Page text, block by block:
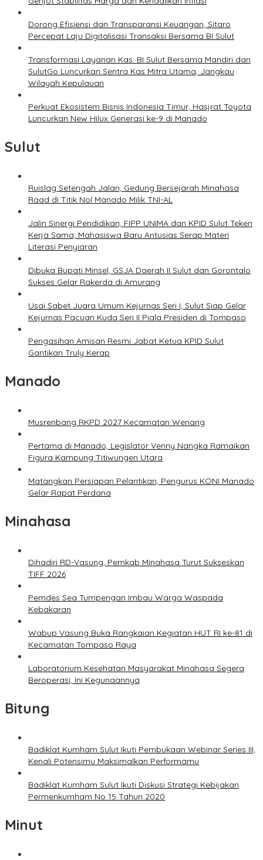
Dorong Efisiensi dan Transparansi Keuangan, Sitaro
Percepat Laju Digitalisasi Transaksi Bersama BI Sulut
Transformasi Layanan Kas: BI Sulut Bersama Mandiri dan
SulutGo Luncurkan Sentra Kas Mitra Utama, Jangkau
Wilayah Kepulauan
Perkuat Ekosistem Bisnis Indonesia Timur, Hasjrat Toyota
Luncurkan New Hilux Generasi ke-9 di Manado
Sulut
Ruislag Setengah Jalan, Gedung Bersejarah Minahasa
Raad di Titik Nol Manado Milik TNI-AL
Jalin Sinergi Pendidikan, FIPP UNIMA dan KPID Sulut Teken
Kerja Sama; Mahasiswa Baru Antusias Serap Materi
Literasi Penyiaran
Dibuka Bupati Minsel, GSJA Daerah II Sulut dan Gorontalo
Sukses Gelar Rakerda di Amurang
Usai Sabet Juara Umum Kejurnas Seri I, Sulut Siap Gelar
Kejurnas Pacuan Kuda Seri II Piala Presiden di Tompaso
Pengasihan Amisan Resmi Jabat Ketua KPID Sulut
Gantikan Truly Kerap
Manado
Musrenbang RKPD 2027 Kecamatan Wenang
Pertama di Manado, Legislator Venny Nangka Ramaikan
Figura Kampung Titiwungen Utara
Matangkan Persiapan Pelantikan, Pengurus KONI Manado
Gelar Rapat Perdana
Minahasa
Dihadiri RD-Vasung, Pemkab Minahasa Turut Sukseskan
TIFF 2026
Pemdes Sea Tumpengan Imbau Warga Waspada
Kebakaran
Wabup Vasung Buka Rangkaian Kegiatan HUT RI ke-81 di
Kecamatan Tompaso Raya
Laboratorium Kesehatan Masyarakat Minahasa Segera
Beroperasi, Ini Kegunaannya
Bitung
Badiklat Kumham Sulut Ikuti Pembukaan Webinar Series III,
Kenali Potensimu Maksimalkan Performamu
Badiklat Kumham Sulut Ikuti Diskusi Strategi Kebijakan
Permenkumham No 15 Tahun 2020
Minut